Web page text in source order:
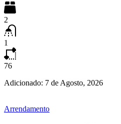
2
1
76
Adicionado: 7 de Agosto, 2026
Arrendamento